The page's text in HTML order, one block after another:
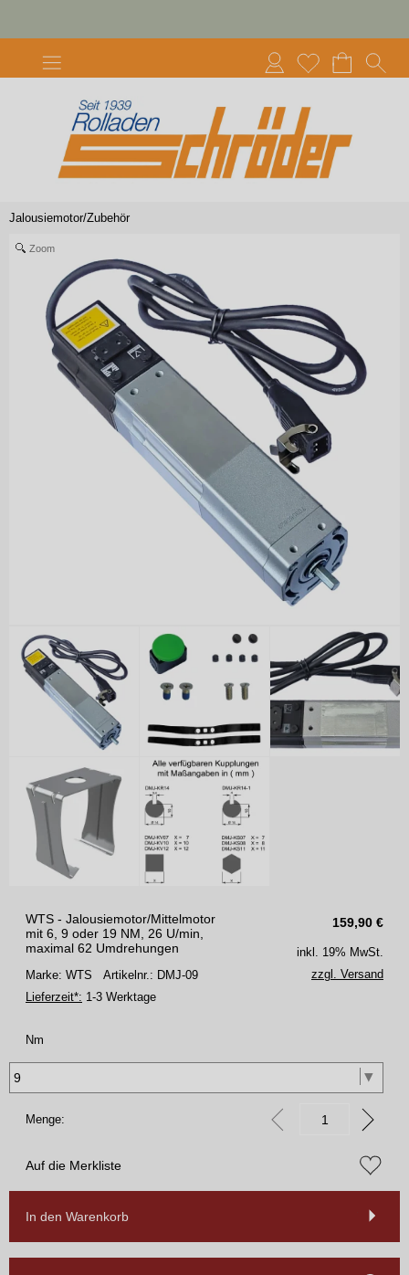
Jalousiemotor/Zubehör
Zoom
159,90 €
WTS - Jalousiemotor/Mittelmotor
mit 6, 9 oder 19 NM, 26 U/min,
maximal 62 Umdrehungen
Marke: WTS Artikelnr.: DMJ-09
Lieferzeit*: 1-3 Werktage
inkl. 19% MwSt.
zzgl. Versand
Nm
Menge:
Auf die Merkliste
In den Warenkorb